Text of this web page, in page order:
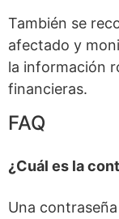
También se
afectado y
la información
financieras.
FAQ
¿Cuál es la
Una